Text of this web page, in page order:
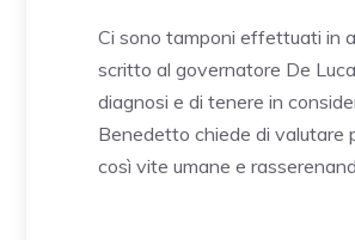
Ci sono tamponi effettuati in
scritto al governatore De
diagnosi e di tenere in
Benedetto chiede di valutare
così vite umane e